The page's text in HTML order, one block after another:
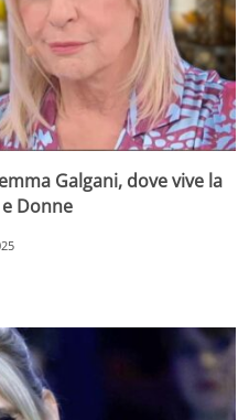
Galgani, dove vive la
Donne